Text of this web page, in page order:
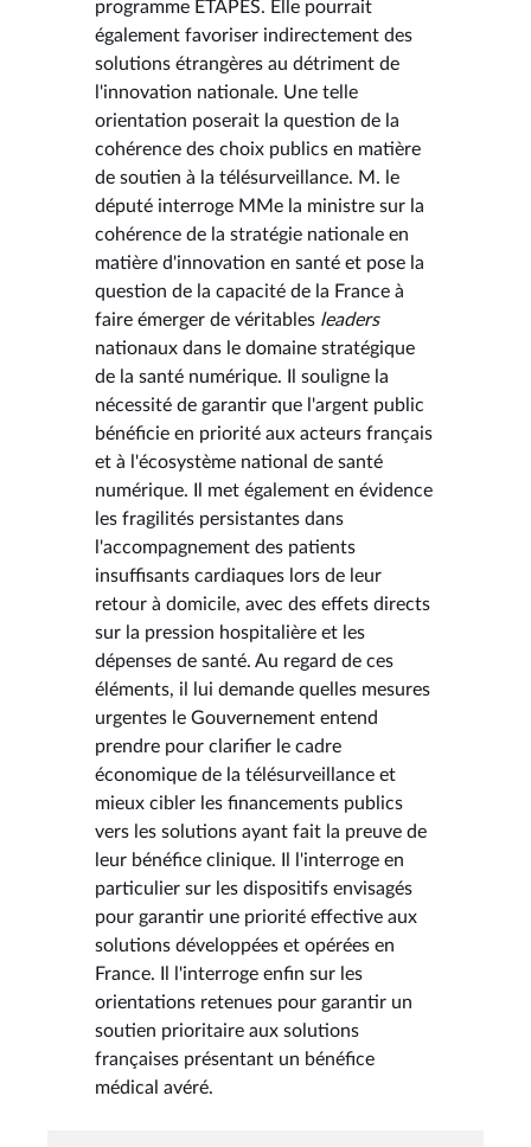
programme ETAPES. Elle pourrait
également favoriser indirectement des
solutions étrangères au détriment de
l'innovation nationale. Une telle
orientation poserait la question de la
cohérence des choix publics en matière
de soutien à la télésurveillance. M. le
député interroge MMe la ministre sur la
cohérence de la stratégie nationale en
matière d'innovation en santé et pose la
question de la capacité de la France à
faire émerger de véritables leaders
nationaux dans le domaine stratégique
de la santé numérique. Il souligne la
nécessité de garantir que l'argent public
bénéficie en priorité aux acteurs français
et à l'écosystème national de santé
numérique. Il met également en évidence
les fragilités persistantes dans
l'accompagnement des patients
insuffisants cardiaques lors de leur
retour à domicile, avec des effets directs
sur la pression hospitalière et les
dépenses de santé. Au regard de ces
éléments, il lui demande quelles mesures
urgentes le Gouvernement entend
prendre pour clarifier le cadre
économique de la télésurveillance et
mieux cibler les financements publics
vers les solutions ayant fait la preuve de
leur bénéfice clinique. Il l'interroge en
particulier sur les dispositifs envisagés
pour garantir une priorité effective aux
solutions développées et opérées en
France. Il l'interroge enfin sur les
orientations retenues pour garantir un
soutien prioritaire aux solutions
françaises présentant un bénéfice
médical avéré.